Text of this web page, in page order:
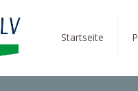
Startseite